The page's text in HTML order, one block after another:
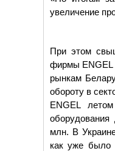
увеличение
При этом
фирмы ENGEL
рынкам
обороту в
ENGEL
млн. В
как уже было